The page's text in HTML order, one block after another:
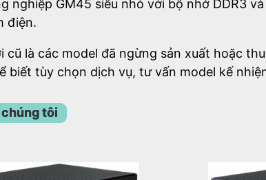
nghiệp GM45 siêu nhỏ với bộ nhớ DDR3
điện.
cũ là các model đã ngừng sản xuất hoặc
biết tùy chọn dịch vụ, tư vấn model kế
tôi